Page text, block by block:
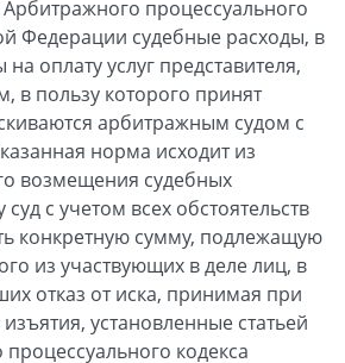
Арбитражного процессуального
Федерации судебные расходы, в
оплату услуг представителя,
в пользу которого принят
арбитражным судом с
норма исходит из
возмещения судебных
с учетом всех обстоятельств
конкретную сумму, подлежащую
из участвующих в деле лиц, в
отказ от иска, принимая при
установленные статьей
кодекса